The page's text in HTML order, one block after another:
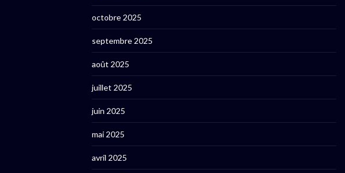
octobre 2025
septembre 2025
août 2025
juillet 2025
juin 2025
mai 2025
avril 2025